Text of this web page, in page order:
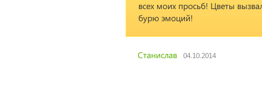
всех моих просьб! Цветы вызвали